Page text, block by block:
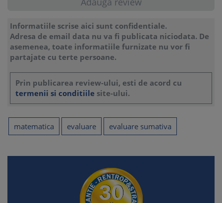
Informatiile scrise aici sunt confidentiale.
Adresa de email data nu va fi publicata niciodata. De
asemenea, toate informatiile furnizate nu vor fi
partajate cu terte persoane.
Prin publicarea review-ului, esti de acord cu
termenii si conditiile site-ului.
matematica evaluare evaluare sumativa